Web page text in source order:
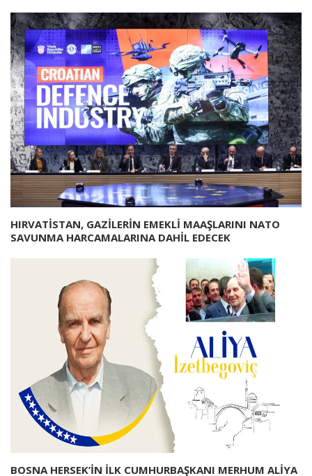
HIRVATİSTAN, GAZİLERİN EMEKLİ MAAŞLARINI NATO
SAVUNMA HARCAMALARINA DAHİL EDECEK
BOSNA HERSEK’İN İLK CUMHURBAŞKANI MERHUM ALİYA